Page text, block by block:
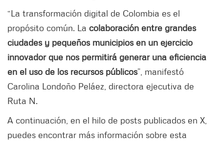
“La transformación digital de Colombia es el
propósito común. La colaboración entre grandes
ciudades y pequeños municipios en un ejercicio
innovador que nos permitirá generar una eficiencia
en el uso de los recursos públicos”, manifestó
Carolina Londoño Peláez, directora ejecutiva de
Ruta N.
A continuación, en el hilo de posts publicados en X,
puedes encontrar más información sobre esta